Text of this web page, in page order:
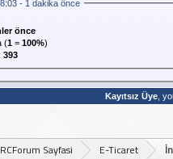
- 1 dakika önce
önce
(1 = 100%)
393
Kayıtsız Üye,
Sayfasi E-Ticaret